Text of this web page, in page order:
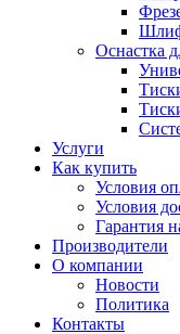
Оснастка
Услуги
Как купить
Условия
Условия
Гарантия
Производители
О компании
Новости
Политика
Контакты